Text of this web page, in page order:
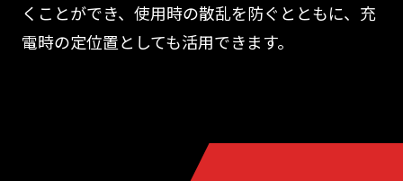
くことができ、使用時の散乱を防ぐとともに、充
電時の定位置としても活用できます。